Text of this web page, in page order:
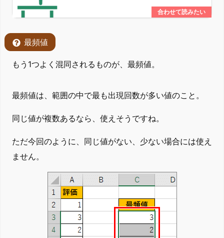
最頻値
もう1つよく混同されるものが、最頻値。
最頻値は、範囲の中で最も出現回数が多い値のこと。
同じ値が複数あるなら、使えそうですね。
ただ今回のように、同じ値がない、少ない場合には使え
ません。